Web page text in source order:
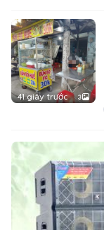
41 giây trước 3